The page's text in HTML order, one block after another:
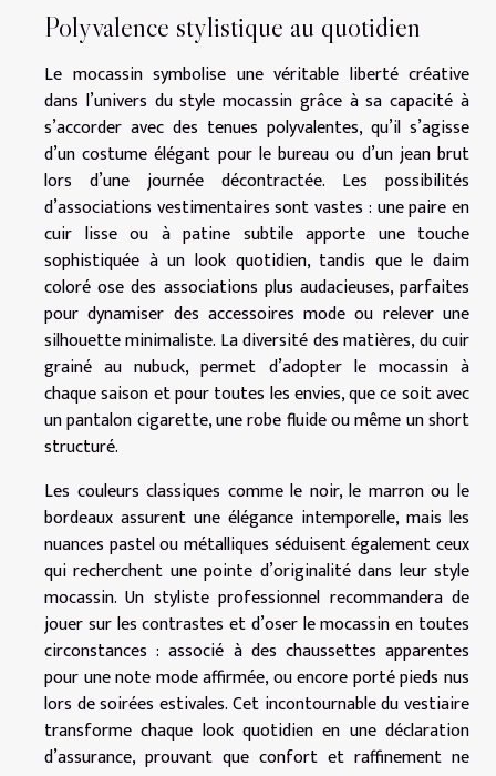
Polyvalence stylistique au quotidien
Le mocassin symbolise une véritable liberté créative
dans l’univers du style mocassin grâce à sa capacité à
s’accorder avec des tenues polyvalentes, qu’il s’agisse
d’un costume élégant pour le bureau ou d’un jean brut
lors d’une journée décontractée. Les possibilités
d’associations vestimentaires sont vastes : une paire en
cuir lisse ou à patine subtile apporte une touche
sophistiquée à un look quotidien, tandis que le daim
coloré ose des associations plus audacieuses, parfaites
pour dynamiser des accessoires mode ou relever une
silhouette minimaliste. La diversité des matières, du cuir
grainé au nubuck, permet d’adopter le mocassin à
chaque saison et pour toutes les envies, que ce soit avec
un pantalon cigarette, une robe fluide ou même un short
structuré.
Les couleurs classiques comme le noir, le marron ou le
bordeaux assurent une élégance intemporelle, mais les
nuances pastel ou métalliques séduisent également ceux
qui recherchent une pointe d’originalité dans leur style
mocassin. Un styliste professionnel recommandera de
jouer sur les contrastes et d’oser le mocassin en toutes
circonstances : associé à des chaussettes apparentes
pour une note mode affirmée, ou encore porté pieds nus
lors de soirées estivales. Cet incontournable du vestiaire
transforme chaque look quotidien en une déclaration
d’assurance, prouvant que confort et raffinement ne